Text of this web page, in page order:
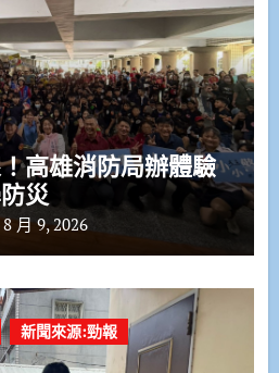
高雄消防局辦體驗
災
8 月 9, 2026
新聞來源:勁報